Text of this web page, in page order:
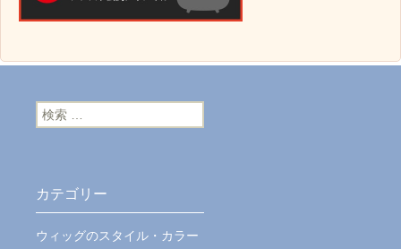
検索:
カテゴリー
ウィッグのスタイル・カラー